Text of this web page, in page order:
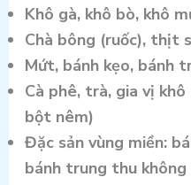
Khô gà, khô bò, khô
Chà bông (ruốc), thịt
Mứt, bánh kẹo, bánh
Cà phê, trà, gia vị
bột nêm)
Đặc sản vùng miền:
bánh trung thu